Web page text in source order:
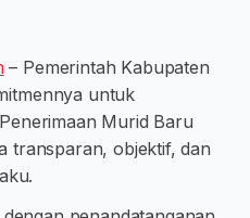
– Pemerintah Kabupaten
untuk
Murid Baru
transparan, objektif, dan